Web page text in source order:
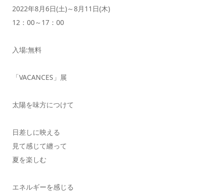
2022年8月6日(土)～8月11日(木)
12：00～17：00
入場:無料
「VACANCES」展
太陽を味方につけて
日差しに映える
見て感じて纏って
夏を楽しむ
エネルギーを感じる